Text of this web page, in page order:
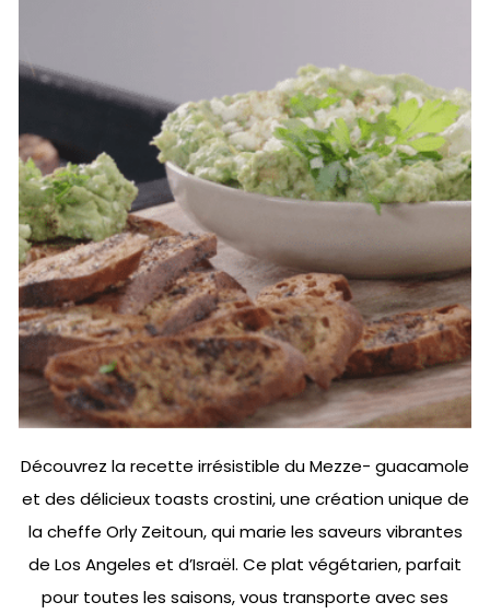
Découvrez la recette irrésistible du Mezze- guacamole
et des délicieux toasts crostini, une création unique de
la cheffe Orly Zeitoun, qui marie les saveurs vibrantes
de Los Angeles et d’Israël. Ce plat végétarien, parfait
pour toutes les saisons, vous transporte avec ses